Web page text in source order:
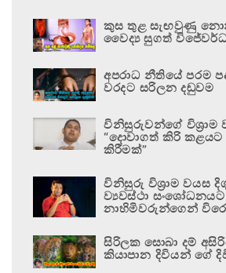
කුස තුළ සැඟවුණු
වෛද්‍ය සුගත්
අපරාධ නීතියේ පරම
වරදට සරිලන දඬුවම
විනිසුරුවන්ගේ විශ්‍රාම
“දොවාගත් කිරි
කිරීමක්”
විනිසුරු විශ්‍රාම වයස
ව්‍යවස්ථා සංශෝධනයට
නාහිමිවරුන්ගෙන්
සිරිලක සොබා දම්
කියාපාන දිවියන් ගේ